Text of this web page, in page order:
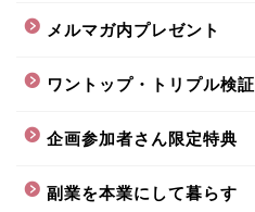
メルマガ内プレゼント
ワントップ・トリプル検証
企画参加者さん限定特典
副業を本業にして暮らす